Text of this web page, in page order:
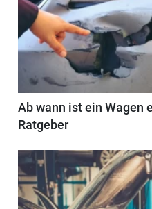
Ab wann ist ein Wagen
Ratgeber